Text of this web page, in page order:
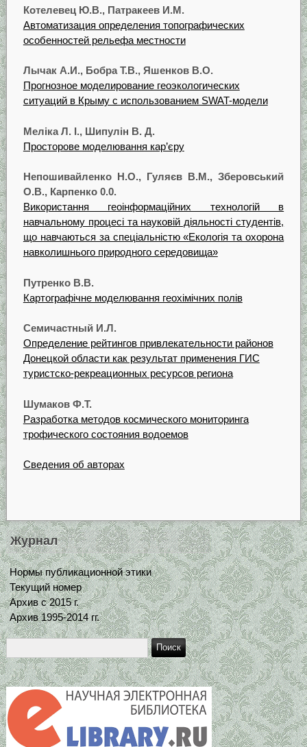
Котелевец Ю.В., Патракеев И.М.
Автоматизация определения топографических
особенностей рельефа местности
Лычак А.И., Бобра Т.В., Яшенков В.О.
Прогнозное моделирование геоэкологических
ситуаций в Крыму с использованием SWAT-модели
Меліка Л. І., Шипулін В. Д.
Просторове моделювання кар’єру
Непошивайленко Н.О., Гуляєв В.М., Зберовський
О.В., Карпенко 0.0.
Використання геоінформаційних технологій в
навчальному процесі та науковій діяльності студентів,
що навчаються за спеціальністю «Екологія та охорона
навколишнього природного середовища»
Путренко В.В.
Картографічне моделювання геохімічних полів
Семичастный И.Л.
Определение рейтингов привлекательности районов
Донецкой области как результат применения ГИС
туристско-рекреационных ресурсов региона
Шумаков Ф.Т.
Разработка методов космического мониторинга
трофического состояния водоемов
Сведения об авторах
Журнал
Нормы публикационной этики
Текущий номер
Архив с 2015 г.
Архив 1995-2014 гг.